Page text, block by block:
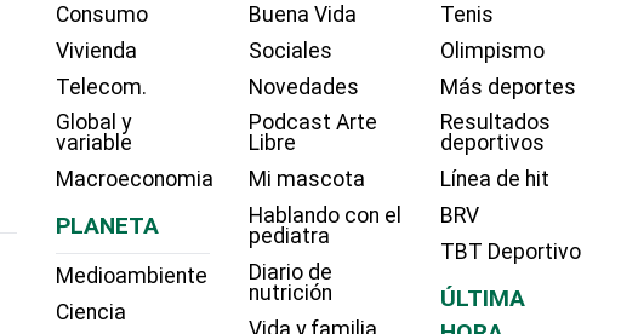
Consumo
Vivienda
Telecom.
Global y
variable
Macroeconomia
PLANETA
Medioambiente
Ciencia
Buena Vida
Sociales
Novedades
Podcast Arte
Libre
Mi mascota
Hablando con el
pediatra
Diario de
nutrición
Vida y familia
Tenis
Olimpismo
Más deportes
Resultados
deportivos
Línea de hit
BRV
TBT Deportivo
ÚLTIMA